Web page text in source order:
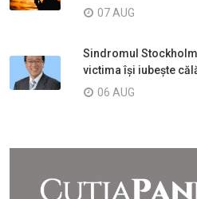
07 AUG
Sindromul
victima își iubește
06 AUG